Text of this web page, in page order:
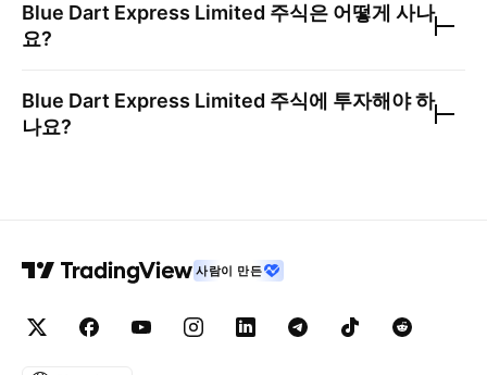
Blue Dart Express Limited 주식은 어떻게 사나
요?
Blue Dart Express Limited 주식에 투자해야 하
나요?
사람이 만든